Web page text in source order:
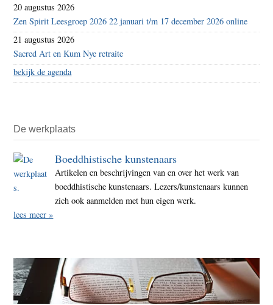
20 augustus 2026
Zen Spirit Leesgroep 2026 22 januari t/m 17 december 2026 online
21 augustus 2026
Sacred Art en Kum Nye retraite
bekijk de agenda
De werkplaats
Boeddhistische kunstenaars
Artikelen en beschrijvingen van en over het werk van
boeddhistische kunstenaars. Lezers/kunstenaars kunnen
zich ook aanmelden met hun eigen werk.
lees meer »